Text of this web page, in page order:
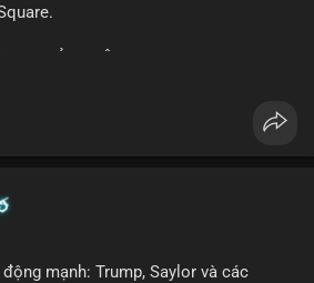
hiện nhiều trong tìm kiếm Việt Nam
và SAGA cũng hấp dẫn.
"đã ngồi ăn ở khách sạn 5*" (từ bài
tức về BIP-110 Bitcoin và SKR token
mạnh: Trump, Saylor và các